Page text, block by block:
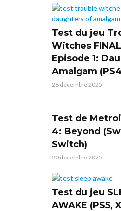
Test du jeu
Witches
Episode 1:
Amalgam
28 décembre 2025
Test de
4: Beyond
Switch)
20 décembre 2025
Test du jeu
AWAKE (PS5,